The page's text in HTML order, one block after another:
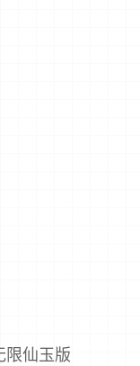
限仙玉版